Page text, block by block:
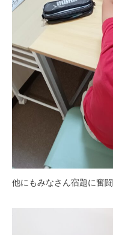
他にもみなさん宿題に奮